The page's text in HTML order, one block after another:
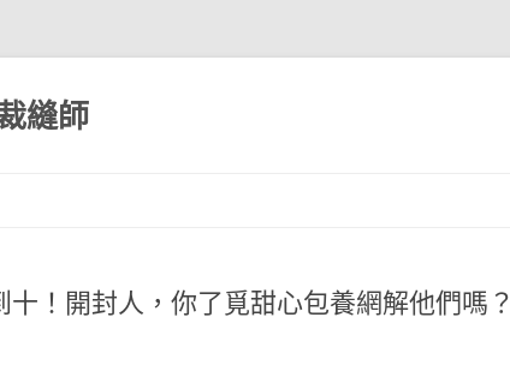
縫師
十！開封人，你了覓甜心包養網解他們嗎？